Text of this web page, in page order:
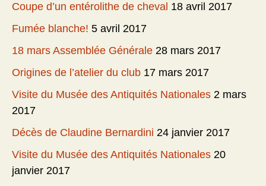
Coupe d’un entérolithe de cheval 18 avril 2017
Fumée blanche! 5 avril 2017
18 mars Assemblée Générale 28 mars 2017
Origines de l’atelier du club 17 mars 2017
Visite du Musée des Antiquités Nationales 2 mars
2017
Décès de Claudine Bernardini 24 janvier 2017
Visite du Musée des Antiquités Nationales 20
janvier 2017